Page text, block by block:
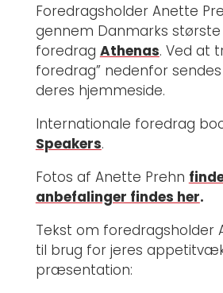
Foredragsholder Anette
gennem Danmarks
foredrag Athenas. Ved at
foredrag” nedenfor
deres hjemmeside.
Internationale foredrag
Speakers.
Fotos af Anette Prehn
anbefalinger findes her.
Tekst om foredragsholder
til brug for jeres
præsentation: